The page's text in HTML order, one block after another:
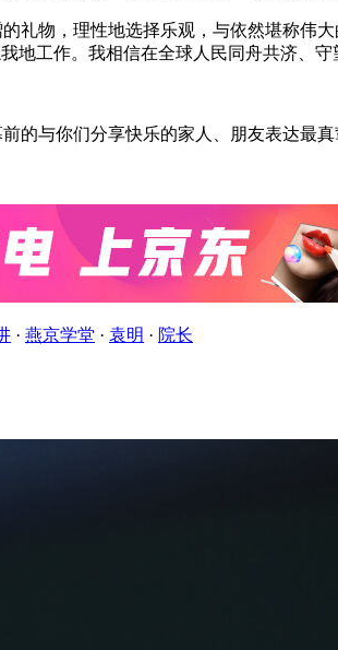
礼物，理性地选择乐观，与依然堪称伟
地工作。我相信在全球人民同舟共济、
的与你们分享快乐的家人、朋友表达最真
· 燕京学堂 · 袁明 · 院长